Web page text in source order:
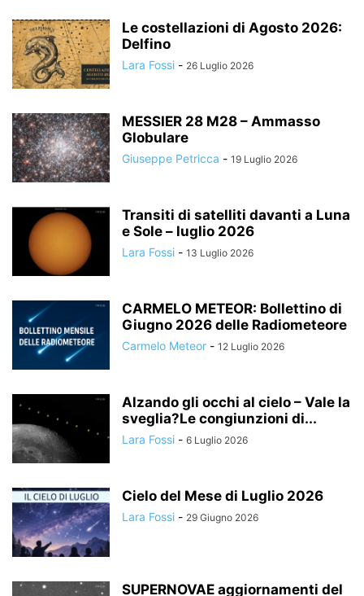
Le costellazioni di Agosto 2026:
Delfino
Lara Fossi - 26 Luglio 2026
MESSIER 28 M28 – Ammasso
Globulare
Giuseppe Petricca - 19 Luglio 2026
Transiti di satelliti davanti a Luna
e Sole – luglio 2026
Lara Fossi - 13 Luglio 2026
CARMELO METEOR: Bollettino di
Giugno 2026 delle Radiometeore
Carmelo Meteor - 12 Luglio 2026
Alzando gli occhi al cielo – Vale la
sveglia?Le congiunzioni di...
Lara Fossi - 6 Luglio 2026
Cielo del Mese di Luglio 2026
Lara Fossi - 29 Giugno 2026
SUPERNOVAE aggiornamenti del